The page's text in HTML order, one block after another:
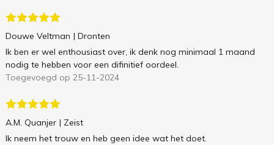
Douwe Veltman | Dronten
Ik ben er wel enthousiast over, ik denk nog minimaal 1 maand
nodig te hebben voor een difinitief oordeel.
Toegevoegd op 25-11-2024
A.M. Quanjer | Zeist
Ik neem het trouw en heb geen idee wat het doet.